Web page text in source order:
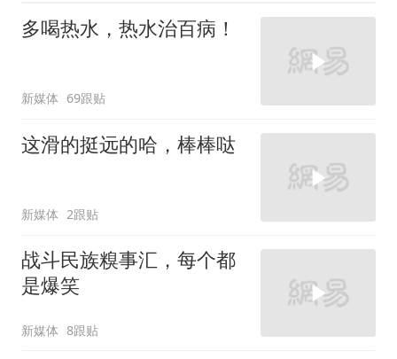
多喝热水，热水治百病！
新媒体 69跟贴
这滑的挺远的哈，棒棒哒
新媒体 2跟贴
战斗民族糗事汇，每个都
是爆笑
新媒体 8跟贴